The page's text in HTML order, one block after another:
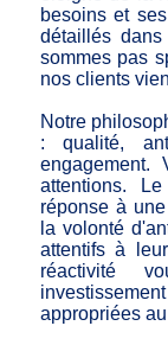
besoins et
détaillés dans
sommes pas
nos clients
Notre
: qualité,
engagement.
attentions.
réponse à
la volonté
attentifs à
réactivité
appropriées